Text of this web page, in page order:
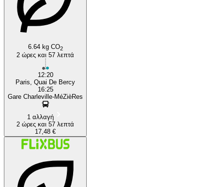
6.64 kg CO2
2 ώρες και 57 λεπτά
12:20
Paris, Quai De Bercy
16:25
Gare Charleville-MéZièRes
1 αλλαγή
2 ώρες και 57 λεπτά
17,48 €